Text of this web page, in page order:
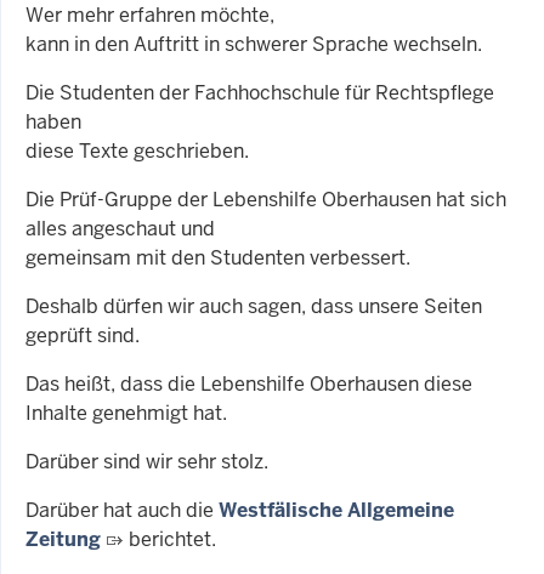
Wer mehr erfahren möchte,
kann in den Auftritt in schwerer Sprache wechseln.
Die Studenten der Fachhochschule für Rechtspflege
haben
diese Texte geschrieben.
Die Prüf-Gruppe der Lebenshilfe Oberhausen hat sich
alles angeschaut und
gemeinsam mit den Studenten verbessert.
Deshalb dürfen wir auch sagen, dass unsere Seiten
geprüft sind.
Das heißt, dass die Lebenshilfe Oberhausen diese
Inhalte genehmigt hat.
Darüber sind wir sehr stolz.
Darüber hat auch die Westfälische Allgemeine
Zeitung
berichtet.